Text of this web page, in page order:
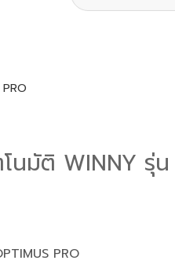
นมัติ WINNY รุ่น
PRO